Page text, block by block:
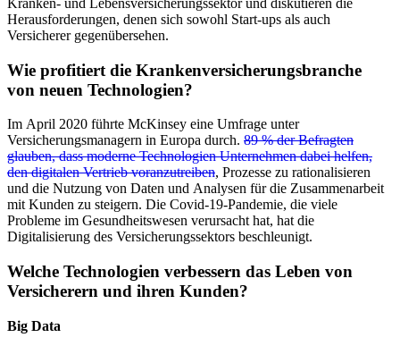
Herausforderungen, denen sich sowohl Start-ups als auch
Versicherer gegenübersehen.
Wie profitiert die Krankenversicherungsbranche
von neuen Technologien?
Im April 2020 führte McKinsey eine Umfrage unter
Versicherungsmanagern in Europa durch. 89 % der Befragten
glauben, dass moderne Technologien Unternehmen dabei helfen,
den digitalen Vertrieb voranzutreiben, Prozesse zu rationalisieren
und die Nutzung von Daten und Analysen für die Zusammenarbeit
mit Kunden zu steigern. Die Covid-19-Pandemie, die viele
Probleme im Gesundheitswesen verursacht hat, hat die
Digitalisierung des Versicherungssektors beschleunigt.
Welche Technologien verbessern das Leben von
Versicherern und ihren Kunden?
Big Data